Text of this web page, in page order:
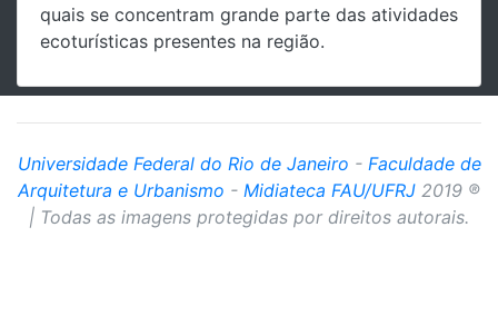
quais se concentram grande parte das atividades
ecoturísticas presentes na região.
Universidade Federal do Rio de Janeiro - Faculdade de
Arquitetura e Urbanismo - Midiateca FAU/UFRJ 2019 ®
| Todas as imagens protegidas por direitos autorais.